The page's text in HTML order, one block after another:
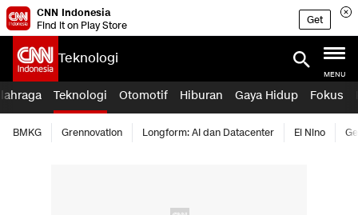
CNN Indonesia
Find it on Play Store
Get
Teknologi
MENU
Teknologi Otomotif Hiburan Gaya Hidup Fokus
BMKG Grennovation Longform: AI dan Datacenter El Nino